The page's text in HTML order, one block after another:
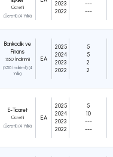
Ücretli
(Ücretli) (4 Yıllık)
2023
2022
---
---
Bankacılık ve
Finans
%50 İndirimli
(%50 İndirimli) (4
Yıllık)
EA
2025
2024
2023
2022
5
5
2
2
E-Ticaret
Ücretli
(Ücretli) (4 Yıllık)
EA
2025
2024
2023
2022
5
10
---
---